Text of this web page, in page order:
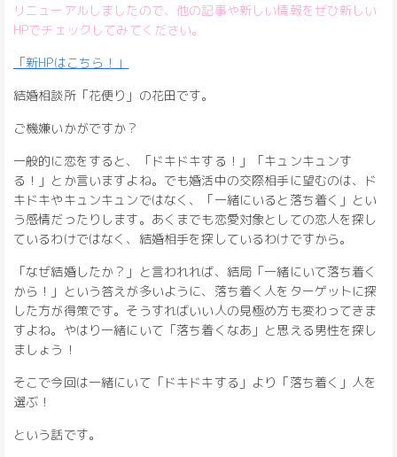
リニューアルしましたので、他の記事や新しい情報をぜひ新しい
HPでチェックしてみてください。
「新HPはこちら！」
結婚相談所「花便り」の花田です。
ご機嫌いかがですか？
一般的に恋をすると、「ドキドキする！」「キュンキュンす
る！」とか言いますよね。でも婚活中の交際相手に望むのは、ド
キドキやキュンキュンではなく、「一緒にいると落ち着く」とい
う感情だったりします。あくまでも恋愛対象としての恋人を探し
ているわけではなく、結婚相手を探しているわけですから。
「なぜ結婚したか？」と言われれば、結局「一緒にいて落ち着く
から！」という答えが多いように、落ち着く人をターゲットに探
した方が得策です。そうすればいい人の見極め方も変わってきま
すよね。やはり一緒にいて「落ち着くなあ」と思える男性を探し
ましょう！
そこで今回は一緒にいて「ドキドキする」より「落ち着く」人を
選ぶ！
という話です。